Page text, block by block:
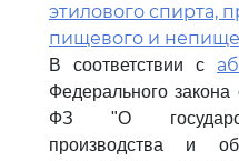
этилового спирта,
пищевого и
В соответствии с
Федерального
ФЗ "О
производства и